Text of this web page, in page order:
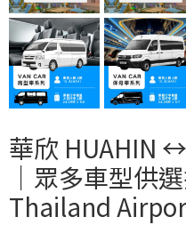
華欣 HUAHIN
｜眾多車型供
Thailand